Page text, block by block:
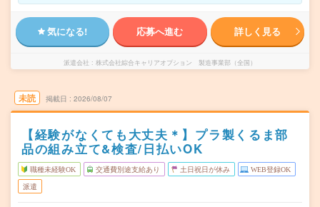
気になる! 応募へ進む 詳しく見る
派遣会社 株式会社綜合キャリアオプション 製造事業部（全国）
未読 掲載日 2026/08/07
【経験がなくても大丈夫＊】プラ製くるま部
品の組み立て&検査/日払いOK
職種未経験OK 交通費別途支給あり 土日祝日が休み WEB登録OK
派遣